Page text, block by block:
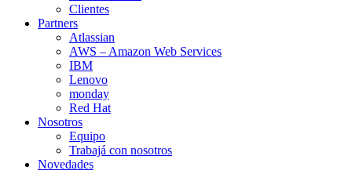
Clientes
Partners
Atlassian
AWS – Amazon Web Services
IBM
Lenovo
monday
Red Hat
Nosotros
Equipo
Trabajá con nosotros
Novedades